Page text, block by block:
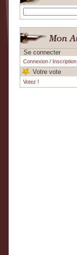
Se connecter
Connexion/ Inscription
Votre vote
Votez !